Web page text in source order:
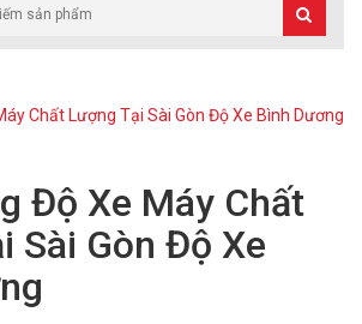
Chất Lượng Tại Sài Gòn Độ Xe Bình Dương
Độ Xe Máy Chất
Sài Gòn Độ Xe